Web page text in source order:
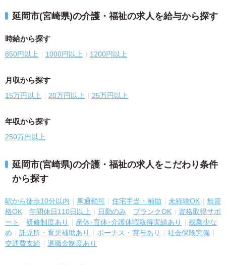
延岡市(宮崎県)の介護・福祉の求人を給与から探す
時給から探す
850円以上 1000円以上 1200円以上
月収から探す
15万円以上 20万円以上 25万円以上
年収から探す
250万円以上
延岡市(宮崎県)の介護・福祉の求人をこだわり条件
から探す
駅から徒歩10分以内 車通勤可 住宅手当・補助 未経験OK
無資
格OK
年間休日110日以上 日勤のみ ブランクOK
資格取得サポ
ート
研修制度あり 産休･育休･介護休暇取得実績あり
残業少な
め
託児所・育児補助あり ボーナス・賞与あり
社会保険完備
交通費支給
退職金制度あり